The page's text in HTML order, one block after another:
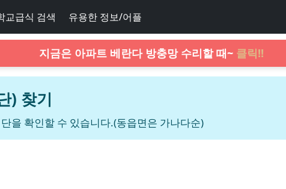
교급식 검색 유용한 정보/어플
지금은 아파트 베란다 방충망 수리할 때~ 클릭!!
) 찾기
을 확인할 수 있습니다.(동읍면은 가나다순)